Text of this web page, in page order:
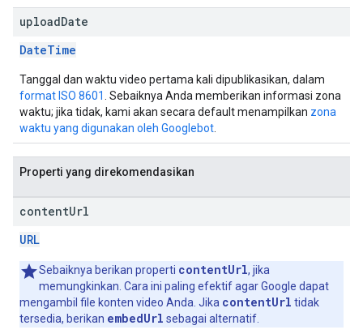
uploadDate
DateTime
Tanggal dan waktu video pertama kali dipublikasikan, dalam
format ISO 8601 . Sebaiknya Anda memberikan informasi zona
waktu; jika tidak, kami akan secara default menampilkan zona
waktu yang digunakan oleh Googlebot
Properti yang direkomendasikan
contentUrl
URL
Sebaiknya berikan properti contentUrl, jika
memungkinkan. Cara ini paling efektif agar Google dapat
mengambil file konten video Anda. Jika contentUrl tidak
tersedia, berikan embedUrl sebagai alternatif.